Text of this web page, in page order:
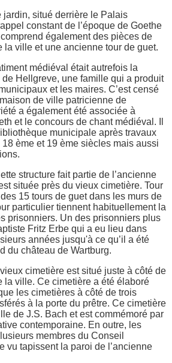
jardin, situé derrière le Palais
constant de l’époque de Goethe
également des pièces de
la ville et une ancienne tour de guet.
médiéval était autrefois la
Hellgreve, une famille qui a produit
et les maires. C’est censé
de ville patricienne de
a également été associée à
et le concours de chant médiéval. Il
municipale après travaux
ème et 19 ème siècles mais aussi
structure fait partie de l’ancienne
située près du vieux cimetière. Tour
15 tours de guet dans les murs de
particulier tiennent habituellement la
prisonniers. Un des prisonniers plus
Fritz Erbe qui a eu lieu dans
années jusqu'à ce qu’il a été
du château de Wartburg.
cimetière est situé juste à côté de
la ville. Ce cimetière a été élaboré
les cimetières à côté de trois
à la porte du prêtre. Ce cimetière
de J.S. Bach et est commémoré par
contemporaine. En outre, les
membres du Conseil
vu tapissent la paroi de l’ancienne